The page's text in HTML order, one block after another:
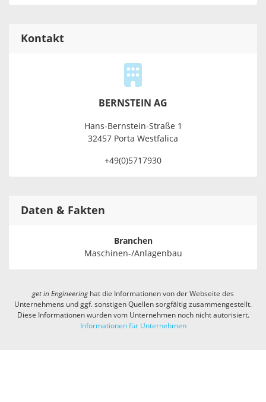
Kontakt
BERNSTEIN AG
Hans-Bernstein-Straße 1
32457 Porta Westfalica
+49(0)5717930
Daten & Fakten
Branchen
Maschinen-/Anlagenbau
get in Engineeringhat die Informationen von der Webseite des
Unternehmens und ggf. sonstigen Quellen sorgfältig zusammengestellt.
Diese Informationen wurden vom Unternehmen noch nicht autorisiert.
Informationen für Unternehmen